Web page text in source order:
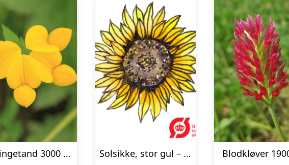
Kællingetand 3000 frø
Solsikke, stor gul – frø (øko)
Blodkløver